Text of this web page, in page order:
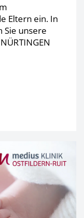
Eltern ein. In
Sie unsere